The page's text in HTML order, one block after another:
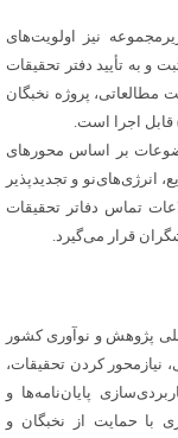
بر شرکت توانیر، ۵۶ شرکت زیرمجموعه نیز اولویت‌های
و به تأیید دفتر تحقیقات
مطالعاتی، پروژه نخبگان
قابل اجرا است.
بر اساس محورهای
انرژی‌های‌نو و تجدیدپذیر
تماس دفاتر تحقیقات
قرار می‌گیرد.
ملی پژوهش و نوآوری کشور
کردن تحقیقات،
پایان‌نامه‌ها و
با حمایت از نخبگان و